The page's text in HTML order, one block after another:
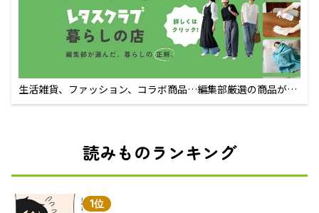
生活雑貨、ファッション、コラボ商品…編集部厳選の商品が買
えるECサイト
読みものランキング
1位